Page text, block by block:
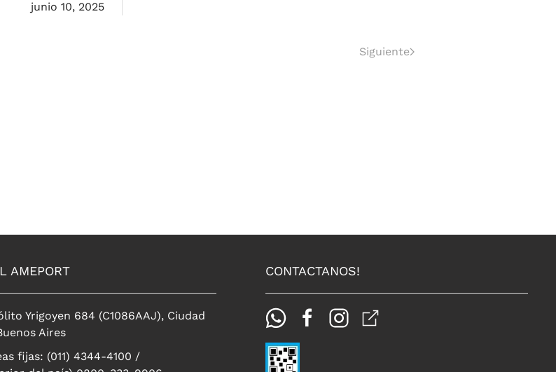
junio 10, 2025
Siguiente
AMEPORT
Yrigoyen 684 (C1086AAJ), Ciudad
Aires
fijas: (011) 4344-4100 /
CONTACTANOS!